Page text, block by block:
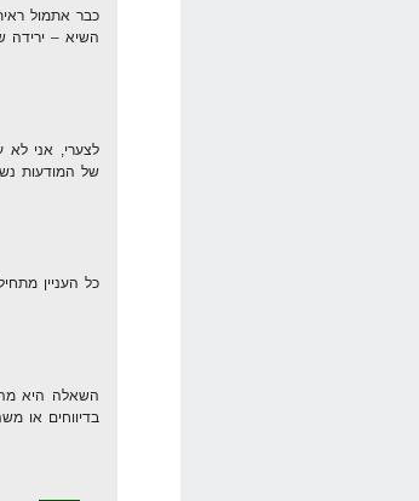
השיא – ירידה של 75%
לצערי, אני לא
של המודעות
כל העניין
השאלה היא מה
בדיווחים או